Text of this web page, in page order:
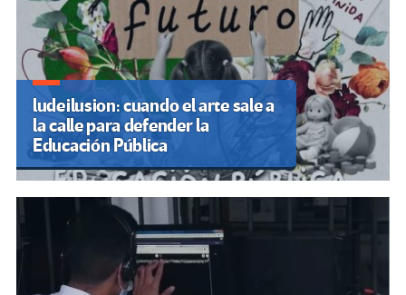
ludeilusion: cuando el arte sale a
la calle para defender la
Educación Pública